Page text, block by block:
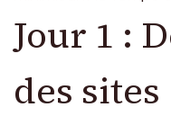
Jour 1 :
des sites